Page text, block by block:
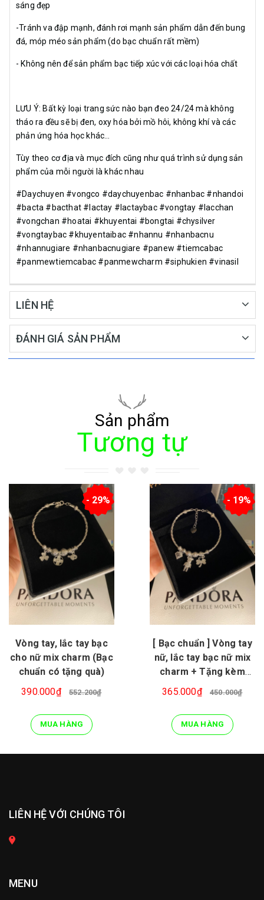
sáng đẹp
-Tránh va đập mạnh, đánh rơi mạnh sản phẩm dẫn đến bung
đá, móp méo sản phẩm (do bạc chuẩn rất mềm)
- Không nên để sản phẩm bạc tiếp xúc với các loại hóa chất
LƯU Ý: Bất kỳ loại trang sức nào bạn đeo 24/24 mà không
tháo ra đều sẽ bị đen, oxy hóa bởi mồ hôi, không khí và các
phản ứng hóa học khác…
Tùy theo cơ địa và mục đích cũng như quá trình sử dụng sản
phẩm của mỗi người là khác nhau
#Daychuyen #vongco #daychuyenbac #nhanbac #nhandoi
#bacta #bacthat #lactay #lactaybac #vongtay #lacchan
#vongchan #hoatai #khuyentai #bongtai #chysilver
#vongtaybac #khuyentaibac #nhannu #nhanbacnu
#nhannugiare #nhanbacnugiare #panew #tiemcabac
#panmewtiemcabac #panmewcharm #siphukien #vinasil
LIÊN HỆ
ĐÁNH GIÁ SẢN PHẨM
Sản phẩm
Tương tự
- 29%
Vòng tay, lắc tay bạc
cho nữ mix charm (Bạc
chuẩn có tặng quà)
390.000₫
552.200₫
MUA HÀNG
- 19%
[ Bạc chuẩn ] Vòng tay
nữ, lắc tay bạc nữ mix
charm + Tặng kèm
khăn lau bạc
365.000₫ 450.000₫
MUA HÀNG
LIÊN HỆ VỚI CHÚNG TÔI
MENU